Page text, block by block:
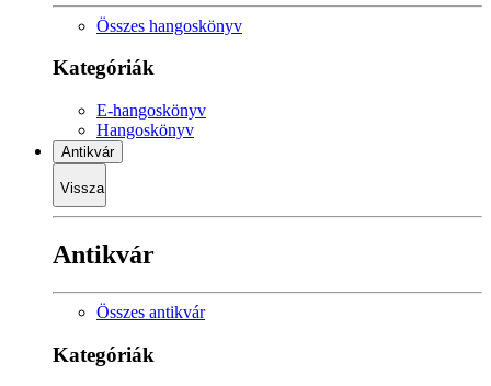
Összes hangoskönyv
Kategóriák
E-hangoskönyv
Hangoskönyv
Antikvár
Vissza
Antikvár
Összes antikvár
Kategóriák